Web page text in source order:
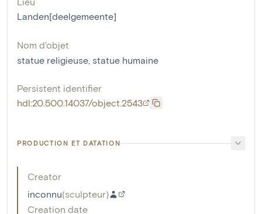
Landen[deelgemeente]
Nom d'objet
statue religieuse, statue humaine
Persistent identifier
hdl:20.500.14037/object.2543
PRODUCTION ET DATATION
Creator
inconnu(sculpteur)
Creation date